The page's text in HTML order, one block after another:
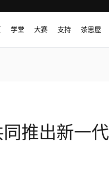
学堂 大赛 支持 茶思屋
推出新一代